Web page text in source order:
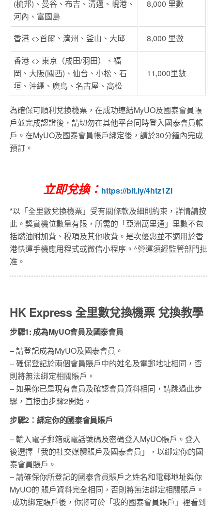
(梳邦)、曼谷、布吉、清邁、峴港、
河內、富國島
8,000 里數
香港 <>首爾、濟州、釜山、大邱
8,000 里數
香港 <> 東京（成田/羽田）、福
岡、大阪(關西)、仙台、小松、石
垣、沖繩、廣島、名古屋、高松
11,000里數
為確保可順利兌換機票，在成功連結MyUO及國泰會員帳
戶並完成認證後，請切勿在其他平台同時登入國泰會員帳
戶。在MyUO及國泰會員帳戶綁定後，請於30分鐘內完成
預訂。
立即兌換： https://bit.ly/4htz1Zi
*以「全里數兌換機票」受有關條款及細則約束，詳情請按
此。獎賞機位數量有限，所需的「亞洲萬里通」里數不包
括燃油附加費、稅項及其他收費。是次優惠並不適用於香
港快運手機應用程式或微信小程序。^營運須經監管部門批
准。
HK Express 全里數兌換機票 兌換教學
步驟1: 成為MyUO會員及國泰會員
– 請登記成為MyUO及國泰會員。
– 確保登記於兩個會員賬戶中的姓名及電郵地址相同，否
則將無法綁定相關賬戶。
– 如果你已是現有會員及確認會員資料相同，請跳過此步
驟，直接由步驟2開始。
步驟2：綁定你的國泰會員賬戶
– 輸入電子郵箱或電話號碼及密碼登入MyUO賬戶。登入
後選擇「我的社交媒體賬戶及國泰會員」，以綁定你的國
泰會員賬戶。
– 請確保你所登記的國泰會員賬戶之姓名和電郵地址與你
MyUO的 賬戶資料完全相同，否則將無法綁定相關賬戶。
-成功綁定賬戶後，你將可於「我的國泰會員賬戶」裡看到